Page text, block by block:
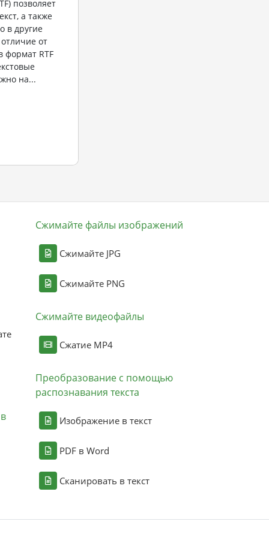
позволяет
а также
в другие
от
формат RTF
на...
Сжимайте файлы изображений
Сжимайте JPG
Сжимайте PNG
Сжимайте видеофайлы
Сжатие MP4
Преобразование с помощью
распознавания текста
Изображение в текст
PDF в Word
Сканировать в текст